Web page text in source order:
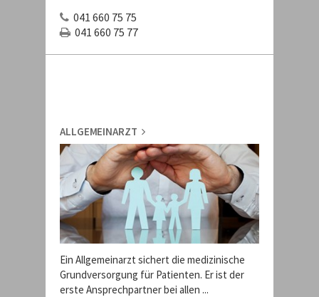
041 660 75 75
041 660 75 77
ALLGEMEINARZT
Ein Allgemeinarzt sichert die medizinische
Grundversorgung für Patienten. Er ist der
erste Ansprechpartner bei allen ...